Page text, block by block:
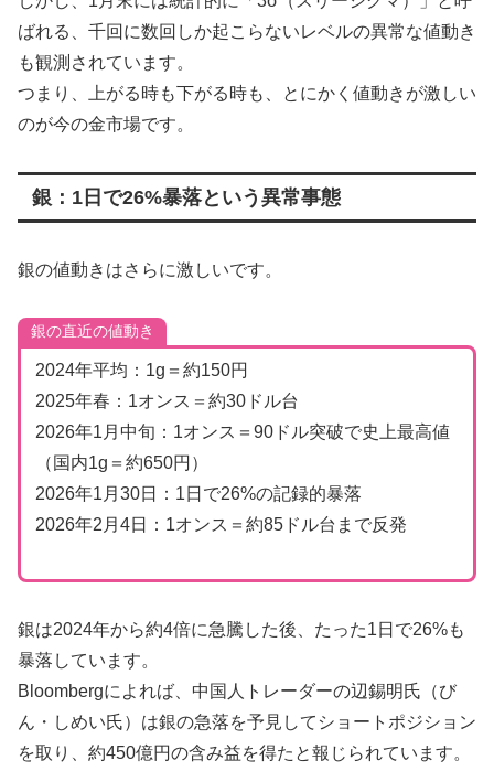
ばれる、千回に数回しか起こらないレベルの異常な値動き
も観測されています。
つまり、上がる時も下がる時も、とにかく値動きが激しい
のが今の金市場です。
銀：1日で26%暴落という異常事態
銀の値動きはさらに激しいです。
銀の直近の値動き
2024年平均：1g＝約150円
2025年春：1オンス＝約30ドル台
2026年1月中旬：1オンス＝90ドル突破で史上最高値
（国内1g＝約650円）
2026年1月30日：1日で26%の記録的暴落
2026年2月4日：1オンス＝約85ドル台まで反発
銀は2024年から約4倍に急騰した後、たった1日で26%も
暴落しています。
Bloombergによれば、中国人トレーダーの辺錫明氏（び
ん・しめい氏）は銀の急落を予見してショートポジション
を取り、約450億円の含み益を得たと報じられています。